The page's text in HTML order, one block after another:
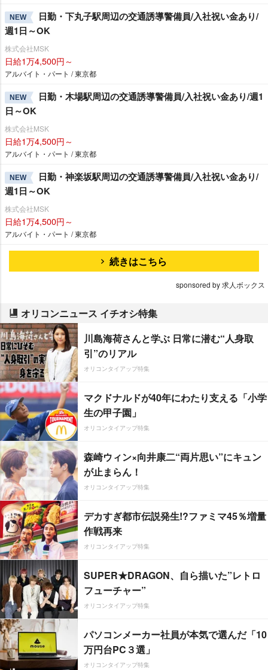
NEW
日勤・下丸子駅周辺の交通誘導警備員/入社祝い金あり/
週1日～OK
株式会社MSK
日給1万4,500円～
アルバイト・パート / 東京都
NEW
日勤・木場駅周辺の交通誘導警備員/入社祝い金あり/週1
日～OK
株式会社MSK
日給1万4,500円～
アルバイト・パート / 東京都
NEW
日勤・神楽坂駅周辺の交通誘導警備員/入社祝い金あり/
週1日～OK
株式会社MSK
日給1万4,500円～
アルバイト・パート / 東京都
続きはこちら
sponsored by 求人ボックス
オリコンニュース イチオシ特集
川島海荷さんと学ぶ 日常に潜む“人身取
引”のリアル
オリコンタイアップ特集
マクドナルドが40年にわたり支える「小学
生の甲子園」
オリコンタイアップ特集
森崎ウィン×向井康二“両片思い”にキュン
が止まらん！
オリコンタイアップ特集
デカすぎ都市伝説発生!?ファミマ45％増量
作戦再来
オリコンタイアップ特集
SUPER★DRAGON、自ら描いた”レトロ
フューチャー”
オリコンタイアップ特集
パソコンメーカー社員が本気で選んだ「10
万円台PC３選」
オリコンタイアップ特集